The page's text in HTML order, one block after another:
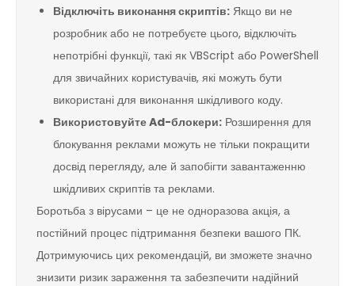
Відключіть виконання скриптів: Якщо ви не
розробник або не потребуєте цього, відключіть
непотрібні функції, такі як VBScript або PowerShell
для звичайних користувачів, які можуть бути
використані для виконання шкідливого коду.
Використовуйте Ad-блокери: Розширення для
блокування реклами можуть не тільки покращити
досвід перегляду, але й запобігти завантаженню
шкідливих скриптів та реклами.
Боротьба з вірусами – це не одноразова акція, а
постійний процес підтримання безпеки вашого ПК.
Дотримуючись цих рекомендацій, ви зможете значно
знизити ризик зараження та забезпечити надійний